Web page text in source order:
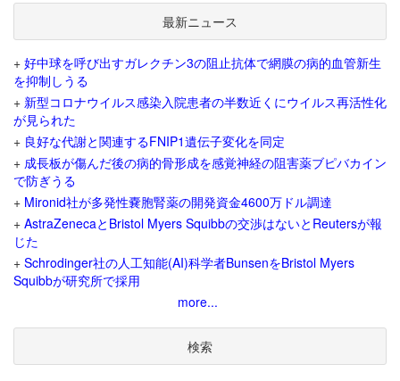
最新ニュース
+ 好中球を呼び出すガレクチン3の阻止抗体で網膜の病的血管新生
を抑制しうる
+ 新型コロナウイルス感染入院患者の半数近くにウイルス再活性化
が見られた
+ 良好な代謝と関連するFNIP1遺伝子変化を同定
+ 成長板が傷んだ後の病的骨形成を感覚神経の阻害薬ブピバカイン
で防ぎうる
+ Mironid社が多発性嚢胞腎薬の開発資金4600万ドル調達
+ AstraZenecaとBristol Myers Squibbの交渉はないとReutersが報
じた
+ Schrodinger社の人工知能(AI)科学者BunsenをBristol Myers
Squibbが研究所で採用
more...
検索